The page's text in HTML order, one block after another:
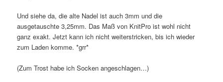
Und siehe da, die alte Nadel ist auch 3mm und die
ausgetauschte 3,25mm. Das Maß von KnitPro ist wohl nicht
ganz exakt. Jetzt kann ich nicht weiterstricken, bis ich wieder
zum Laden komme. *grr*
(Zum Trost habe ich Socken angeschlagen…)